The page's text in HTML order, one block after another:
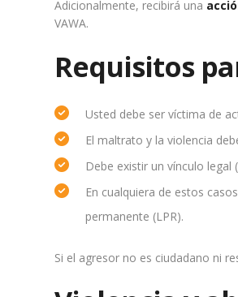
Adicionalmente, recibirá una
VAWA.
Requisitos
Usted debe ser víctima de
El maltrato y la violencia
Debe existir un vínculo
En cualquiera de estos
permanente (LPR).
Si el agresor no es ciudadano ni